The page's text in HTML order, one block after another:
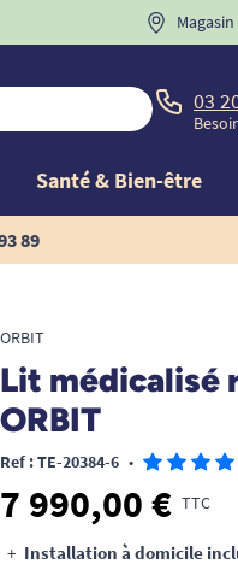
BIENVENUE"
03
Santé & Bien-être
89
ORBIT
Lit médicalisé
ORBIT
Ref : TE-20384-6 •
7 990,00 € TTC
Installation à domicile